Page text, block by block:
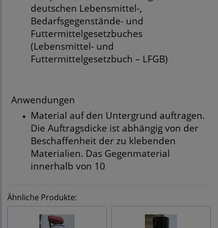
deutschen Lebensmittel-,
Bedarfsgegenstände- und
Futtermittelgesetzbuches
(Lebensmittel- und
Futtermittelgesetzbuch – LFGB)
Anwendungen
Material auf den Untergrund auftragen.
Die Auftragsdicke ist abhängig von der
Beschaffenheit der zu klebenden
Materialien. Das Gegenmaterial
innerhalb von 10
Ähnliche Produkte: